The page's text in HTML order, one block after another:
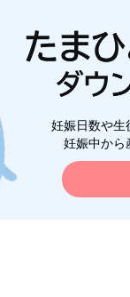
妊娠日数や生
妊娠中から